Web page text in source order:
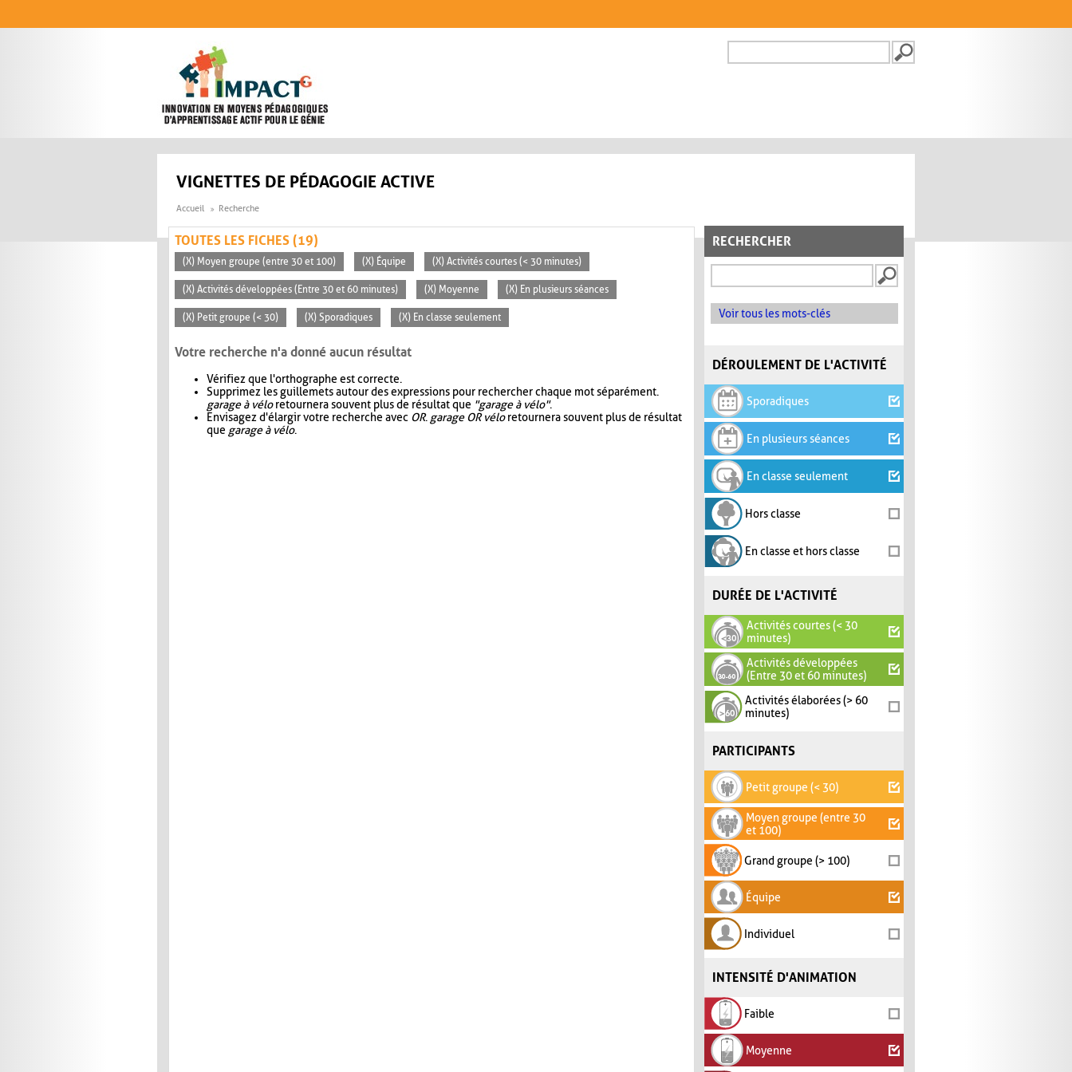
FORMULAIRE DE
VIGNETTES DE PÉDAGOGIE ACTIVE
Accueil Recherche
RECHERCHER
Voir tous les mots-clés
DÉROULEMENT DE L'ACTIVITÉ
Sporadiques
En plusieurs séances
En classe seulement
Hors classe
En classe et hors classe
DURÉE DE L'ACTIVITÉ
Activités courtes (< 30
minutes)
Activités développées
(Entre 30 et 60 minutes)
Activités élaborées (> 60
minutes)
PARTICIPANTS
Petit groupe (< 30)
Moyen groupe (entre 30
et 100)
Grand groupe (> 100)
Équipe
Individuel
INTENSITÉ D'ANIMATION
Faible
Moyenne
TOUTES LES FICHES (19)
(X) Moyen groupe (entre 30 et 100) (X) Équipe (X) Activités courtes (< 30 minutes)
(X) Activités développées (Entre 30 et 60 minutes) (X) Moyenne (X) En plusieurs séances
(X) Petit groupe (< 30) (X) Sporadiques (X) En classe seulement
Votre recherche n'a donné aucun résultat
Vérifiez que l'orthographe est correcte.
Supprimez les guillemets autour des expressions pour rechercher chaque mot séparément.
garage à véloretournera souvent plus de résultat que "garage à vélo".
Envisagez d'élargir votre recherche avec OR. garage OR véloretournera souvent plus de résultat
que garage à vélo.